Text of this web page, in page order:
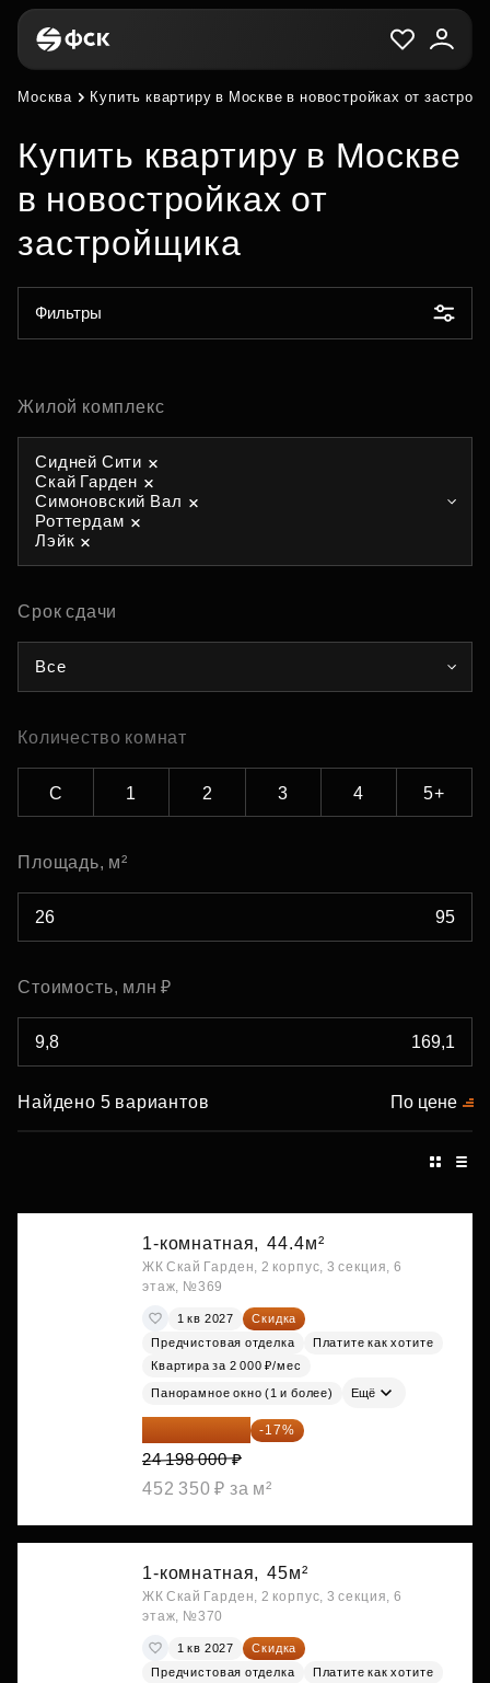
Москва Купить квартиру в Москве в новостройках от
Купить квартиру в Москве
в новостройках от
застройщика
Фильтры
Жилой комплекс
Сидней Сити
Скай Гарден
Симоновский Вал
Роттердам
Лэйк
Срок сдачи
Все
Количество комнат
С 1 2 3 4 5+
Площадь, м²
Стоимость, млн ₽
Найдено 5 вариантов По цене
1-комнатная, 44.4м²
ЖК Скай Гарден, 2 корпус, 3 секция, 6
этаж, №369
1 кв 2027
Скидка
Предчистовая отделка
Платите как хотите
Квартира за 2 000 ₽/мес
Панорамное окно (1 и более) Ещё
20 084 340 ₽ -17%
24 198 000 ₽
452 350 ₽ за м²
1-комнатная, 45м²
ЖК Скай Гарден, 2 корпус, 3 секция, 6
этаж, №370
1 кв 2027
Скидка
Предчистовая отделка
Платите как хотите